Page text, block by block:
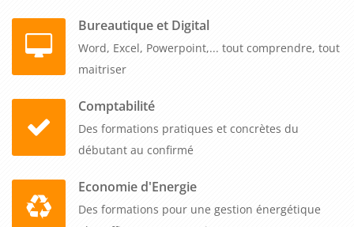
Bureautique et Digital
Word, Excel, Powerpoint,... tout comprendre, tout
maitriser
Comptabilité
Des formations pratiques et concrètes du
débutant au confirmé
Economie d'Energie
Des formations pour une gestion énergétique